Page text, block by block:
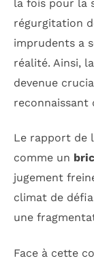
la fois pour la
régurgitation
imprudents a
réalité. Ainsi,
devenue
Le rapport de
comme un
jugement
climat de
une
Face à cette